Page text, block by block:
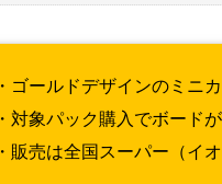
・ゴールドデザインのミニ
・対象パック購入でボード
・販売は全国スーパー（イ